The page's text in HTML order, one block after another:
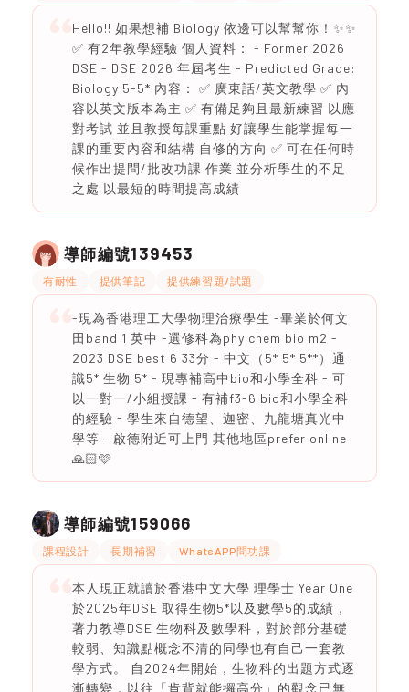
Hello!! 如果想補 Biology 依邊可以幫幫你！✨✨
✅ 有2年教學經驗 個人資料： - Former 2026
DSE - DSE 2026 年屆考生 - Predicted Grade:
Biology 5-5* 內容： ✅ 廣東話/英文教學 ✅ 內
容以英文版本為主 ✅ 有備足夠且最新練習 以應
對考試 並且教授每課重點 好讓學生能掌握每一
課的重要內容和結構 自修的方向 ✅ 可在任何時
候作出提問/批改功課 作業 並分析學生的不足
之處 以最短的時間提高成績
導師編號139453
有耐性 提供筆記 提供練習題/試題
-現為香港理工大學物理治療學生 -畢業於何文
田band 1 英中 -選修科為phy chem bio m2 -
2023 DSE best 6 33分 - 中文（5* 5* 5**）通
識5* 生物 5* - 現專補高中bio和小學全科 - 可
以一對一/小組授課 - 有補f3-6 bio和小學全科
的經驗 - 學生來自德望、迦密、九龍塘真光中
學等 - 啟德附近可上門 其他地區prefer online
🙏🏻🩷
導師編號159066
課程設計 長期補習 WhatsAPP問功課
本人現正就讀於香港中文大學 理學士 Year One
於2025年DSE 取得生物5*以及數學5的成績，
著力教導DSE 生物科及數學科，對於部分基礎
較弱、知識點概念不清的同學也有自己一套教
學方式。 自2024年開始，生物科的出題方式逐
漸轉變，以往「肯背就能攞高分」的觀念已無